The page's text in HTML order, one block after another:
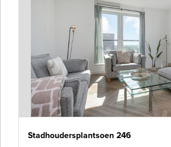
Stadhoudersplantsoen 246